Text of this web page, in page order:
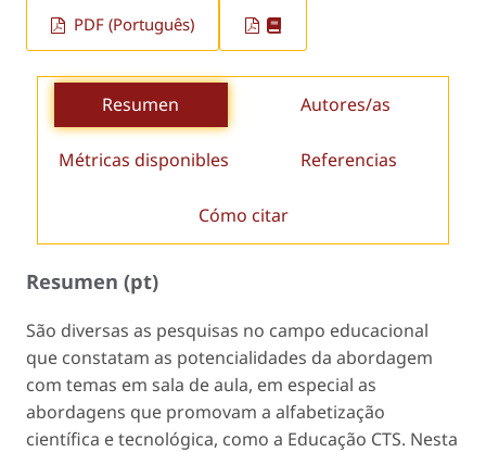
PDF (Português)
Resumen Autores/as
Métricas disponibles Referencias
Cómo citar
Resumen (pt)
São diversas as pesquisas no campo educacional
que constatam as potencialidades da abordagem
com temas em sala de aula, em especial as
abordagens que promovam a alfabetização
científica e tecnológica, como a Educação CTS. Nesta